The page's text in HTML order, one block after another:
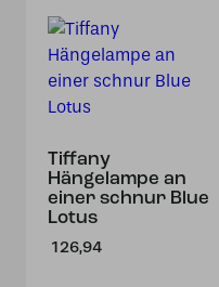
Tiffany
Hängelampe an
einer schnur Blue
Lotus
126,94